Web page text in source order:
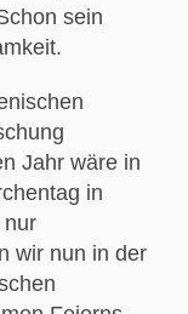
sein
Jahr wäre in
in
nur
wir nun in der